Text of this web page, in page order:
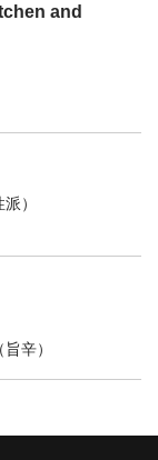
and
）
辛）